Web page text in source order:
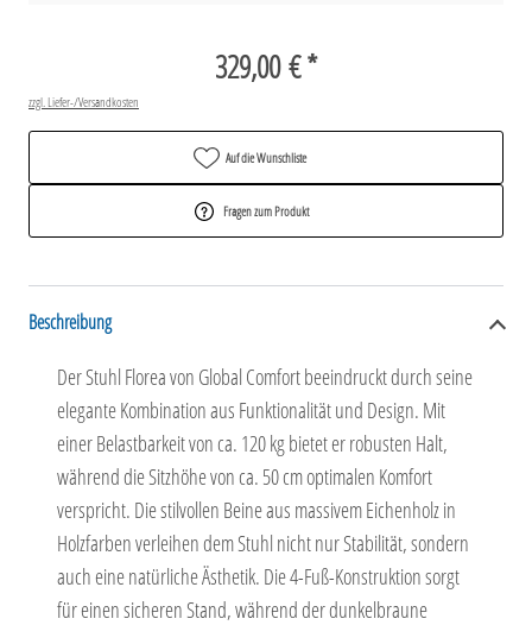
329,00 € *
zzgl. Liefer-/Versandkosten
Auf die Wunschliste
Fragen zum Produkt
Beschreibung
Der Stuhl Florea von Global Comfort beeindruckt durch seine
elegante Kombination aus Funktionalität und Design. Mit
einer Belastbarkeit von ca. 120 kg bietet er robusten Halt,
während die Sitzhöhe von ca. 50 cm optimalen Komfort
verspricht. Die stilvollen Beine aus massivem Eichenholz in
Holzfarben verleihen dem Stuhl nicht nur Stabilität, sondern
auch eine natürliche Ästhetik. Die 4-Fuß-Konstruktion sorgt
für einen sicheren Stand, während der dunkelbraune